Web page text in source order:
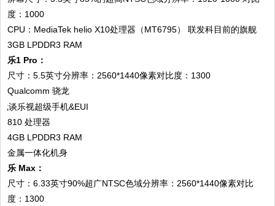
度：1000
CPU：MediaTek helio X10处理器（MT6795） 联发科目前的旗舰
3GB LPDDR3 RAM
乐1 Pro：
尺寸：5.5英寸分辨率：2560*1440像素对比度：1300
Qualcomm 骁龙
810 处理器
4GB LPDDR3 RAM
金属一体化机身
乐 Max：
尺寸：6.33英寸90%超广NTSC色域分辨率：2560*1440像素对比
度：1300